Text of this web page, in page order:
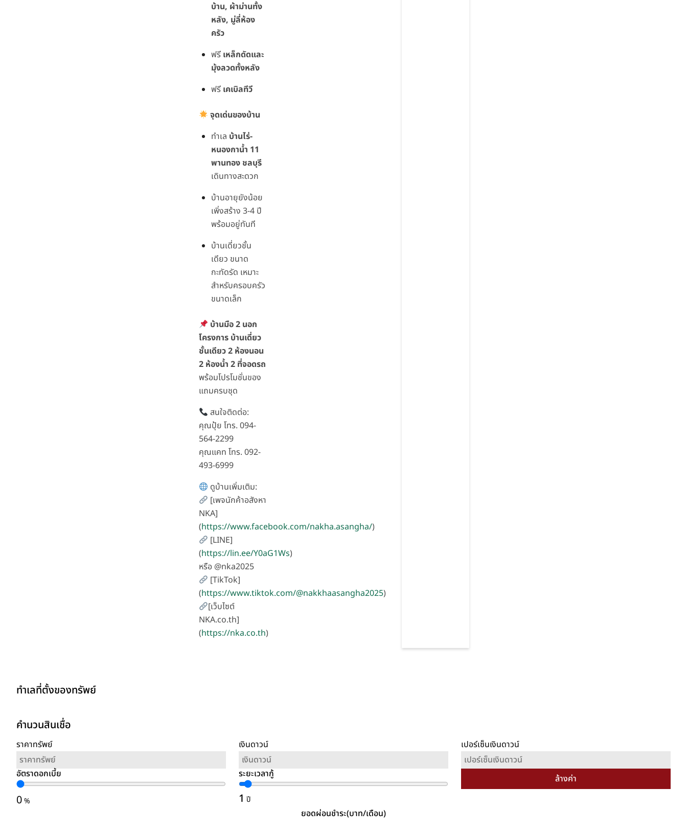
บ้าน, ผ้าม่านทั้ง
หลัง, มู่ลี่ห้อง
ครัว
ฟรี เหล็กดัดและ
มุ้งลวดทั้งหลัง
ฟรี เคเบิลทีวี
จุดเด่นของบ้าน
ทำเล บ้านไร่-
หนองกาน้ำ 11
พานทอง ชลบุรี
เดินทางสะดวก
บ้านอายุยังน้อย
เพิ่งสร้าง 3-4 ปี
พร้อมอยู่ทันที
บ้านเดี่ยวชั้น
เดียว ขนาด
กะทัดรัด เหมาะ
สำหรับครอบครัว
ขนาดเล็ก
บ้านมือ 2 นอก
โครงการ บ้านเดี่ยว
ชั้นเดียว 2 ห้องนอน
2 ห้องน้ำ 2 ที่จอดรถ
พร้อมโปรโมชั่นของ
แถมครบชุด
สนใจติดต่อ:
คุณปุ้ย โทร. 094-
564-2299
คุณแคท โทร. 092-
493-6999
ดูบ้านเพิ่มเติม:
[เพจนักค้าอสังหา
NKA]
(https://www.facebook.com/nakha.asangha/)
[LINE]
(https://lin.ee/Y0aG1Ws)
หรือ @nka2025
[TikTok]
(https://www.tiktok.com/@nakkhaasangha2025)
[เว็บไซต์
NKA.co.th]
(https://nka.co.th)
ทำเลที่ตั้งของทรัพย์
คำนวนสินเชื่อ
ราคาทรัพย์ เงินดาวน์ เปอร์เซ็นเงินดาวน์
อัตราดอกเบี้ย
0%
ระยะเวลากู้
1 ปี
ล้างค่า
ยอดผ่อนชำระ(บาท/เดือน)